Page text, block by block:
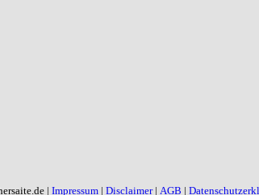
| Impressum | Disclaimer| AGB |